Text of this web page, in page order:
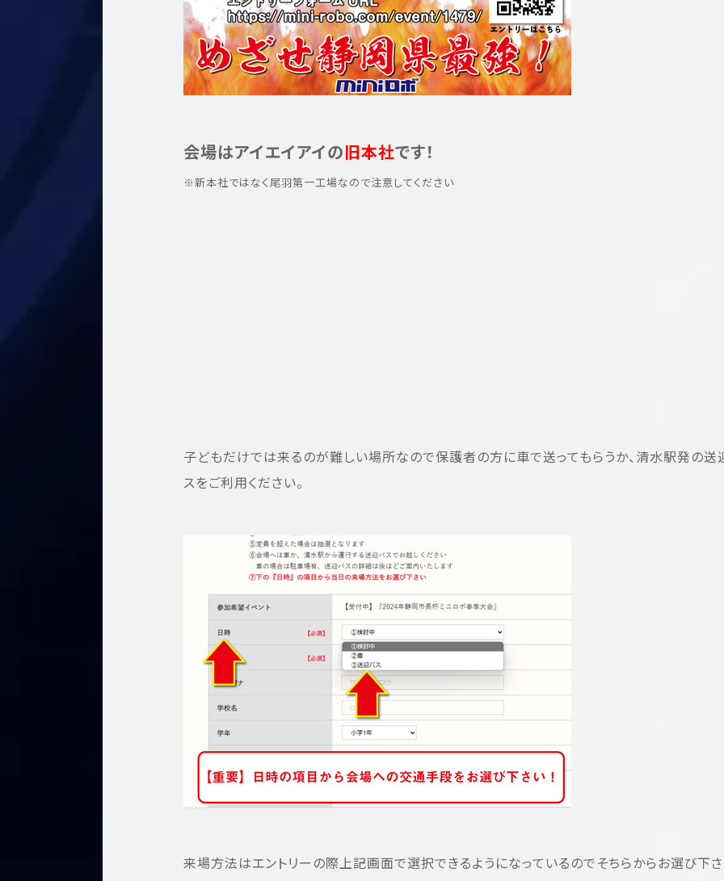
会場はアイエイアイの旧本社です！
※新本社ではなく尾羽第一工場なので注意してください
子どもだけでは来るのが難しい場所なので保護者の方に車で送ってもらうか、清水駅発の送
スをご利用ください。
来場方法はエントリーの際上記画面で選択できるようになっているのでそちらからお選び下さ